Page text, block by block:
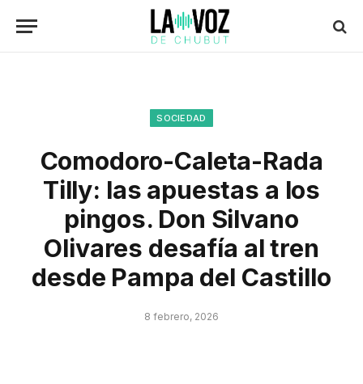
SOCIEDAD
Comodoro-Caleta-Rada
Tilly: las apuestas a los
pingos. Don Silvano
Olivares desafía al tren
desde Pampa del Castillo
8 febrero, 2026